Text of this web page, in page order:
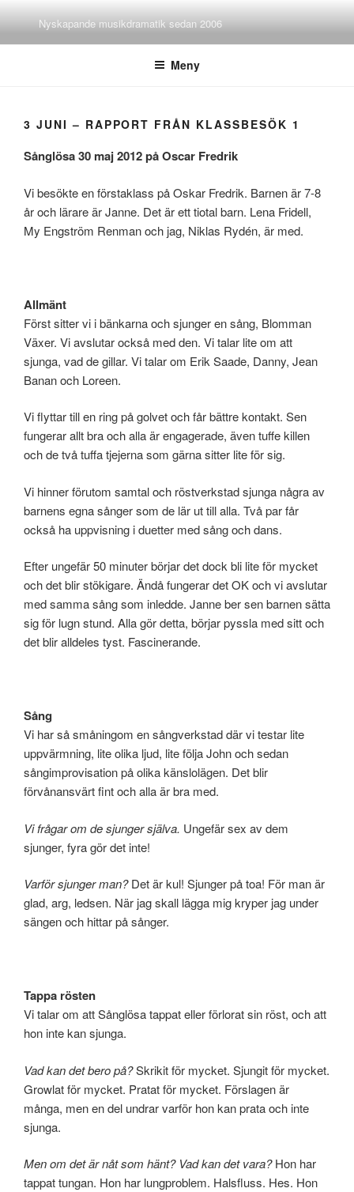
innehåll
Nyskapande musikdramatik sedan 2006
Meny
3 JUNI – RAPPORT FRÅN KLASSBESÖK 1
Sånglösa 30 maj 2012 på Oscar Fredrik
Vi besökte en förstaklass på Oskar Fredrik. Barnen är 7-8
år och lärare är Janne. Det är ett tiotal barn. Lena Fridell,
My Engström Renman och jag, Niklas Rydén, är med.
Allmänt
Först sitter vi i bänkarna och sjunger en sång, Blomman
Växer. Vi avslutar också med den. Vi talar lite om att
sjunga, vad de gillar. Vi talar om Erik Saade, Danny, Jean
Banan och Loreen.
Vi flyttar till en ring på golvet och får bättre kontakt. Sen
fungerar allt bra och alla är engagerade, även tuffe killen
och de två tuffa tjejerna som gärna sitter lite för sig.
Vi hinner förutom samtal och röstverkstad sjunga några av
barnens egna sånger som de lär ut till alla. Två par får
också ha uppvisning i duetter med sång och dans.
Efter ungefär 50 minuter börjar det dock bli lite för mycket
och det blir stökigare. Ändå fungerar det OK och vi avslutar
med samma sång som inledde. Janne ber sen barnen sätta
sig för lugn stund. Alla gör detta, börjar pyssla med sitt och
det blir alldeles tyst. Fascinerande.
Sång
Vi har så småningom en sångverkstad där vi testar lite
uppvärmning, lite olika ljud, lite följa John och sedan
sångimprovisation på olika känslolägen. Det blir
förvånansvärt fint och alla är bra med.
Vi frågar om de sjunger själva. Ungefär sex av dem
sjunger, fyra gör det inte!
Varför sjunger man?Det är kul! Sjunger på toa! För man är
glad, arg, ledsen. När jag skall lägga mig kryper jag under
sängen och hittar på sånger.
Tappa rösten
Vi talar om att Sånglösa tappat eller förlorat sin röst, och att
hon inte kan sjunga.
Vad kan det bero på?Skrikit för mycket. Sjungit för mycket.
Growlat för mycket. Pratat för mycket. Förslagen är
många, men en del undrar varför hon kan prata och inte
sjunga.
Men om det är nåt som hänt? Vad kan det vara?Hon har
tappat tungan. Hon har lungproblem. Halsfluss. Hes. Hon